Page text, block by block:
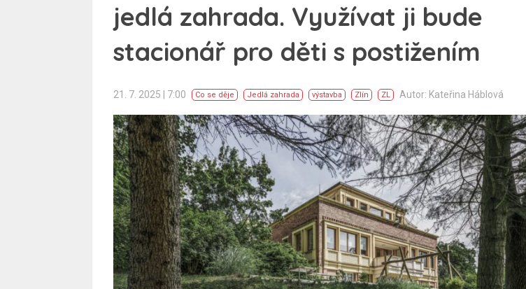
jedlá zahrada. Využívat ji bude
stacionář pro děti s postižením
21. 7. 2025 | 7:00 Co se děje Jedlá zahrada výstavba Zlín ZL Autor: Kateřina Háblová